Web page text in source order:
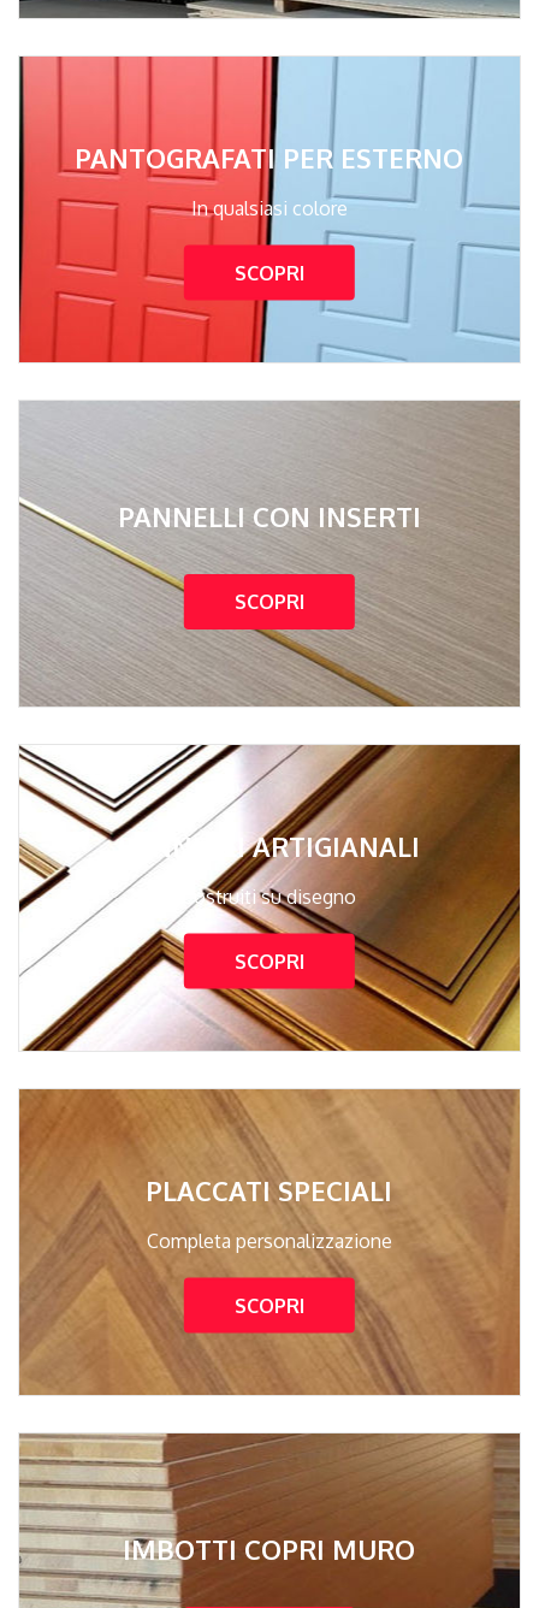
PANTOGRAFATI PER ESTERNO
In qualsiasi colore
SCOPRI
PANNELLI CON INSERTI
SCOPRI
PANNELLI ARTIGIANALI
Costruiti su disegno
SCOPRI
PLACCATI SPECIALI
Completa personalizzazione
SCOPRI
IMBOTTI COPRI MURO